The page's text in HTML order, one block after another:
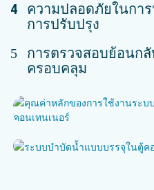
4
ความปลอดภัยในกา
การปรับปรุง
5
การตรวจสอบย้อนก
ครอบคลุม